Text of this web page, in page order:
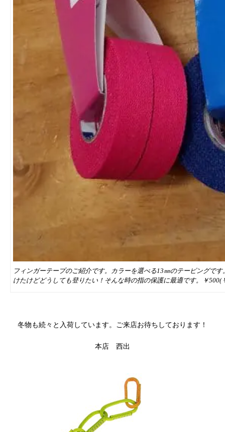
フィンガーテープのご紹介です。カラーを選べる13㎜のテーピングで
けたけどどうしても登りたい！そんな時の指の保護に最適です。￥500(
冬物も続々と入荷しています。ご来店お待ちしております！
本店 西出